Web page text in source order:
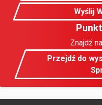
Wyślij
Znajdź
Przejdź do